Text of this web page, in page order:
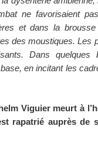
ne favorisaient
et dans la
des moustiques. Les
Dans quelques
en incitant les
Viguier meurt à
rapatrié auprès de